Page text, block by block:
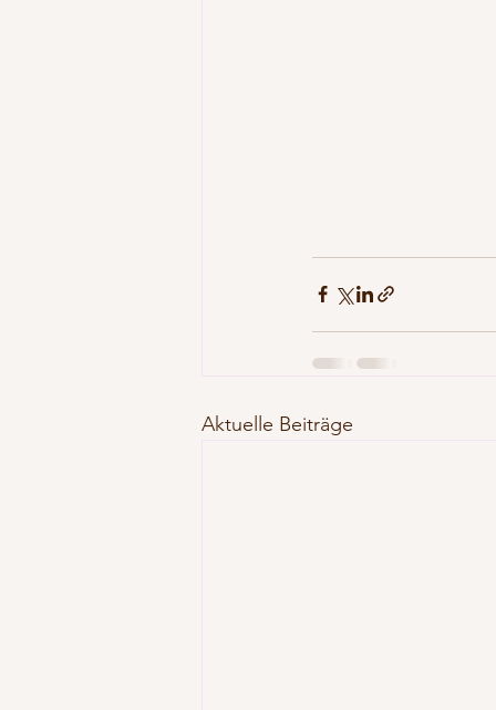
Aktuelle Beiträge